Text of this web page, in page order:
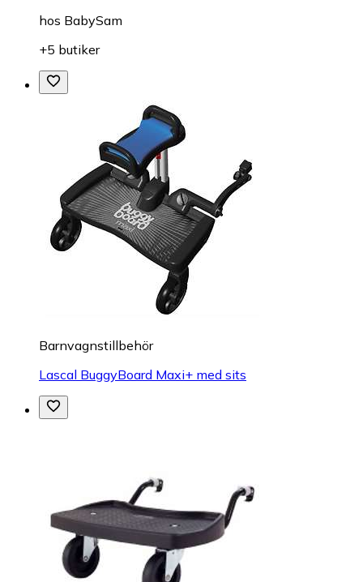
hos BabySam
+5 butiker
Barnvagnstillbehör
Lascal BuggyBoard Maxi+ med sits